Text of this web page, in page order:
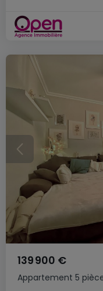
Appartement 5
139 900 €